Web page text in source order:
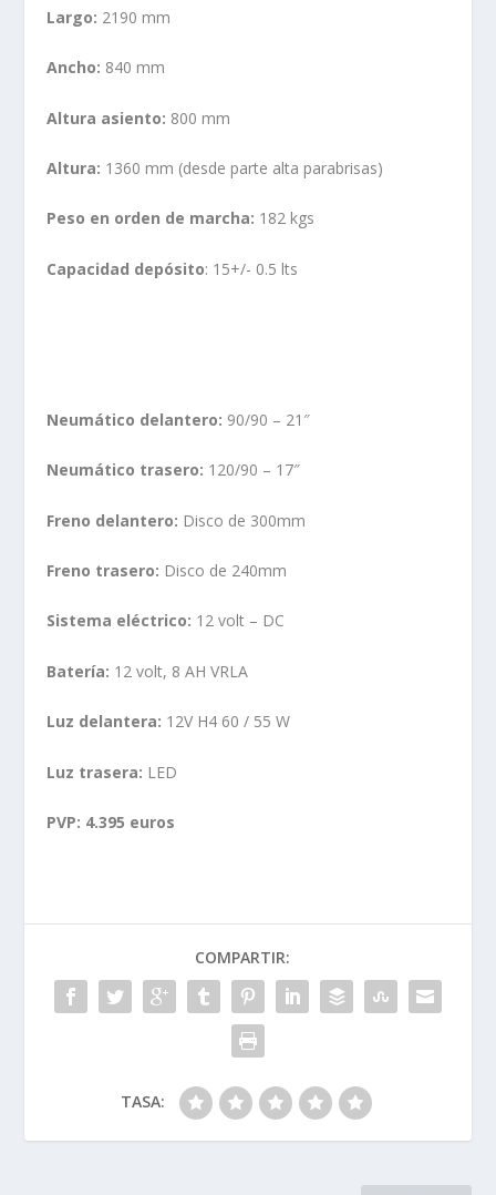
Largo: 2190 mm
Ancho: 840 mm
Altura asiento: 800 mm
Altura: 1360 mm (desde parte alta parabrisas)
Peso en orden de marcha: 182 kgs
Capacidad depósito: 15+/- 0.5 lts
Neumático delantero: 90/90 – 21″
Neumático trasero: 120/90 – 17″
Freno delantero: Disco de 300mm
Freno trasero: Disco de 240mm
Sistema eléctrico: 12 volt – DC
Batería: 12 volt, 8 AH VRLA
Luz delantera: 12V H4 60 / 55 W
Luz trasera: LED
PVP: 4.395 euros
COMPARTIR:
TASA: